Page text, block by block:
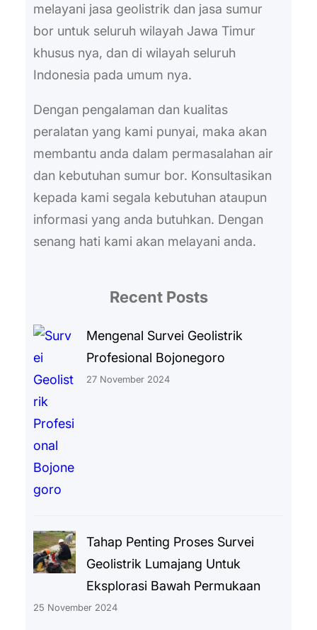
melayani jasa geolistrik dan jasa sumur
bor untuk seluruh wilayah Jawa Timur
khusus nya, dan di wilayah seluruh
Indonesia pada umum nya.
Dengan pengalaman dan kualitas
peralatan yang kami punyai, maka akan
membantu anda dalam permasalahan air
dan kebutuhan sumur bor. Konsultasikan
kepada kami segala kebutuhan ataupun
informasi yang anda butuhkan. Dengan
senang hati kami akan melayani anda.
Recent Posts
Mengenal Survei Geolistrik
Profesional Bojonegoro
27 November 2024
Tahap Penting Proses Survei
Geolistrik Lumajang Untuk
Eksplorasi Bawah Permukaan
25 November 2024